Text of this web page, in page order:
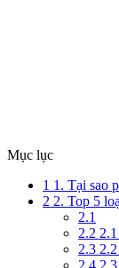
Mục lục
1 1. Tại sao
2 2. Top 5
2.1
2.2
2.3
2.4